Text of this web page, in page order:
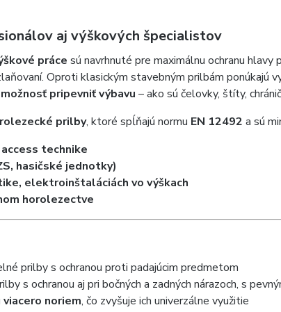
aj výškových špecialistov
práce sú navrhnuté pre maximálnu ochranu
Oproti klasickým stavebným prilbám ponúkajú
možnosť pripevniť výbavu – ako sú čelovky, štíty,
prilby, ktoré spĺňajú normu EN 12492 a sú
technike
hasičské jednotky)
elektroinštaláciách vo výškach
horolezectve
prilby s ochranou proti padajúcim predmetom
s ochranou aj pri bočných a zadných nárazoch, s
viacero noriem, čo zvyšuje ich univerzálne využitie